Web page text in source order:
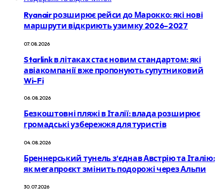
Ryanair розширює рейси до Марокко: які нові
маршрути відкриють узимку 2026–2027
07.08.2026
Starlink в літаках стає новим стандартом: які
авіакомпанії вже пропонують супутниковий
Wi-Fi
06.08.2026
Безкоштовні пляжі в Італії: влада розширює
громадські узбережжя для туристів
04.08.2026
Бреннерський тунель з’єднав Австрію та Італію:
як мегапроєкт змінить подорожі через Альпи
30.07.2026